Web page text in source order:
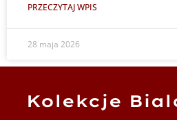
PRZECZYTAJ WPIS
28 maja 2026
Kolekcje